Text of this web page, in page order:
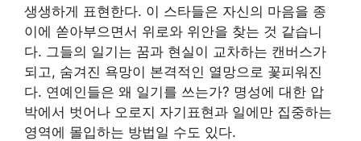
생생하게 표현한다. 이 스타들은 자신의 마음을 종
이에 쏟아부으면서 위로와 위안을 찾는 것 같습니
다. 그들의 일기는 꿈과 현실이 교차하는 캔버스가
되고, 숨겨진 욕망이 본격적인 열망으로 꽃피워진
다. 연예인들은 왜 일기를 쓰는가? 명성에 대한 압
박에서 벗어나 오로지 자기표현과 일에만 집중하는
영역에 몰입하는 방법일 수도 있다.